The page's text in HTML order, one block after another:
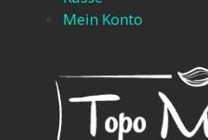
Mein Konto